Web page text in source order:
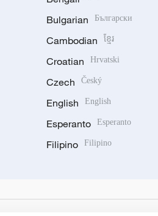
Bulgarian Български
Cambodian ខ្មែរ
Croatian Hrvatski
Czech Český
English English
Esperanto Esperanto
Filipino Filipino